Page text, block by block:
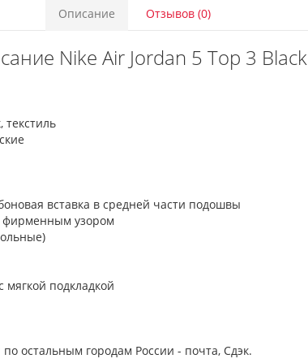
Описание Отзывов (0)
Nike Air Jordan 5 Top 3 Black
текстиль
вставка в средней части подошвы
фирменным узором
мягкой подкладкой
остальным городам России - почта, Сдэк.